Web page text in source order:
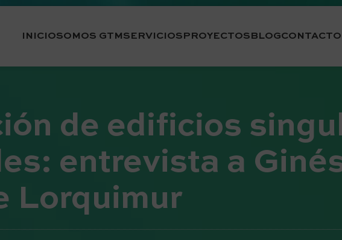
INICIOSOMOS GTMSERVICIOSPROYECTOSBLOGCONTACTO
de edificios
entrevista a
Lorquimur